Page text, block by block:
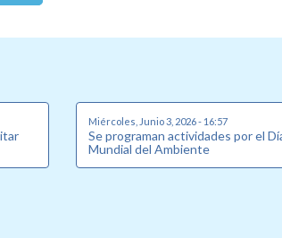
Miércoles, Junio 3, 2026 - 16:57
Se programan actividades por el
Mundial del Ambiente